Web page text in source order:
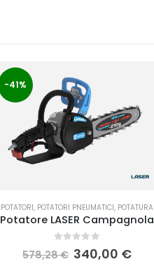
-41%
POTATORI, POTATORI PNEUMATICI, POTATURA
Potatore LASER Campagnola
Su 5
578,28€ 340,00 €